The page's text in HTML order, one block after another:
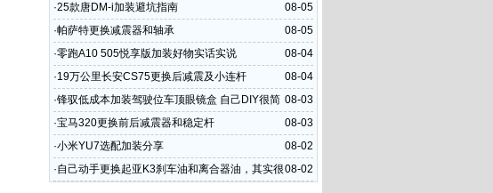
08-05
·25款唐DM-i加装避坑指南
08-05
·帕萨特更换减震器和轴承
08-04
·零跑A10 505悦享版加装好物实话实说
08-04
·19万公里长安CS75更换后减震及小连杆
08-03
·锋驭低成本加装驾驶位车顶眼镜盒 自己DIY很简
单
08-03
·宝马320更换前后减震器和稳定杆
08-02
·小米YU7选配加装分享
08-02
·自己动手更换起亚K3刹车油和离合器油，其实很